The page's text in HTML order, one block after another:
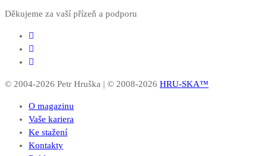
Děkujeme za vaší přízeň a podporu
© 2004-2026 Petr Hruška | © 2008-2026 HRU-SKA™
O magazinu
Vaše kariera
Ke stažení
Kontakty